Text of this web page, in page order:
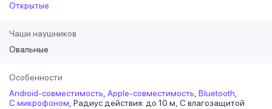
Открытые
Чаши наушников
Овальные
Особенности
Android-совместимость Apple-совместимость Bluetooth
С микрофоном Радиус действия: до 10 м С влагозащитой